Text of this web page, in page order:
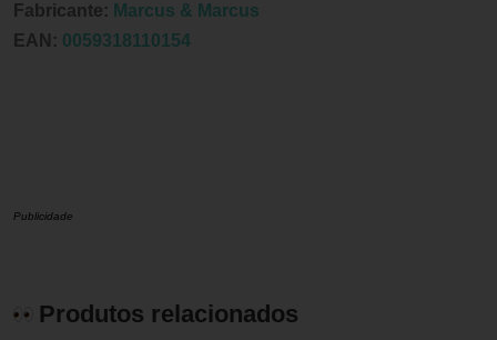
Fabricante: Marcus & Marcus
EAN: 0059318110154
Publicidade
Produtos relacionados